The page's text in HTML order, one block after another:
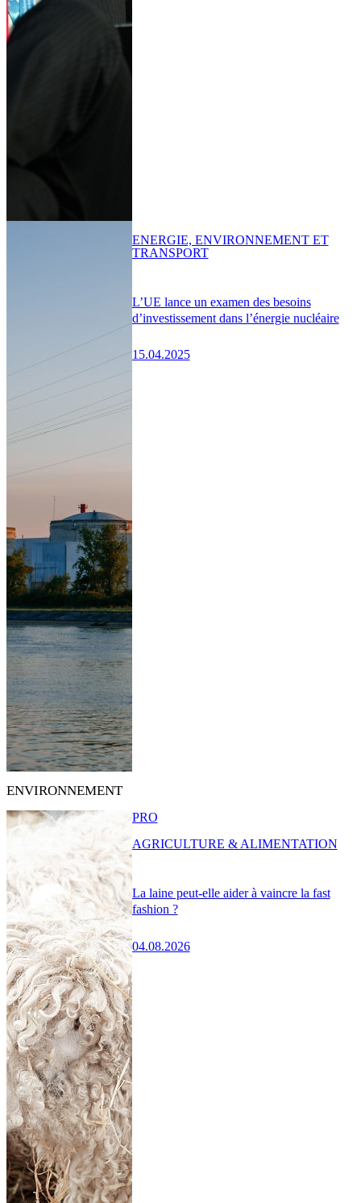
L’UE lance un examen des besoins
d’investissement dans l’énergie nucléaire
15.04.2025
ENERGIE, ENVIRONNEMENT ET
TRANSPORT
ENVIRONNEMENT
La laine peut-elle aider à vaincre la fast
fashion ?
04.08.2026
PRO
AGRICULTURE & ALIMENTATION